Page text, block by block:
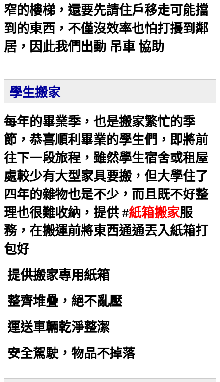
窄的樓梯，還要先請住戶移走可能擋
到的東西，不僅沒效率也怕打擾到鄰
居，因此我們出動 吊車 協助
學生搬家
每年的畢業季，也是搬家繁忙的季
節，恭喜順利畢業的學生們，即將前
往下一段旅程，雖然學生宿舍或租屋
處較少有大型家具要搬，但大學住了
四年的雜物也是不少，而且既不好整
理也很難收納，提供 #紙箱搬家服
務，在搬運前將東西通通丟入紙箱打
包好
提供搬家專用紙箱
整齊堆疊，絕不亂壓
運送車輛乾淨整潔
安全駕駛，物品不掉落